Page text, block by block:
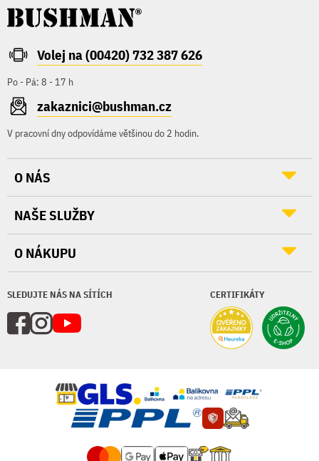
Volej na (00420) 732 387 626
Po - Pá: 8 - 17 h
zakaznici@bushman.cz
V pracovní dny odpovídáme většinou do 2 hodin.
SLEDUJTE NÁS NA SÍTÍCH CERTIFIKÁTY
O NÁS
NAŠE SLUŽBY
O NÁKUPU